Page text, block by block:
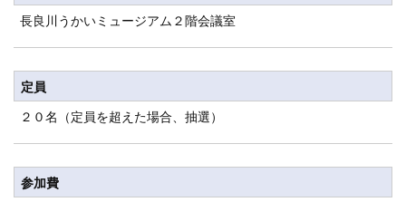
長良川うかいミュージアム２階会議室
定員
２０名（定員を超えた場合、抽選）
参加費